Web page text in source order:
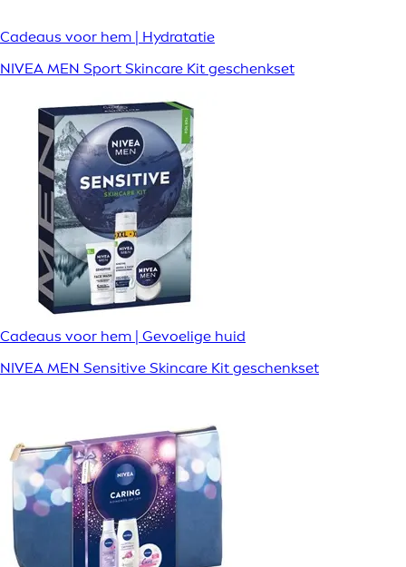
Cadeaus voor hem | Hydratatie
NIVEA MEN Sport Skincare Kit geschenkset
Cadeaus voor hem | Gevoelige huid
NIVEA MEN Sensitive Skincare Kit geschenkset